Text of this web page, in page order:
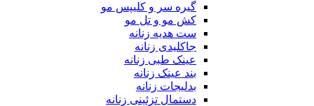
گیره سر و کلیپس مو
کش مو و تل مو
ست هدیه زنانه
جاکلیدی زنانه
عینک طبی زنانه
بند عینک زنانه
بدلیجات زنانه
دستمال تزئینی زنانه